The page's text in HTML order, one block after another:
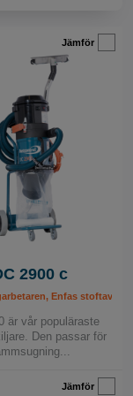
Ready
intäkt.
och
är byggda för
i
kvalitet.
miljöer
är
Industri, Kvartsdamm
Jämför
2900 c
Enfas
är vår populäraste
Den passar för
Jämför